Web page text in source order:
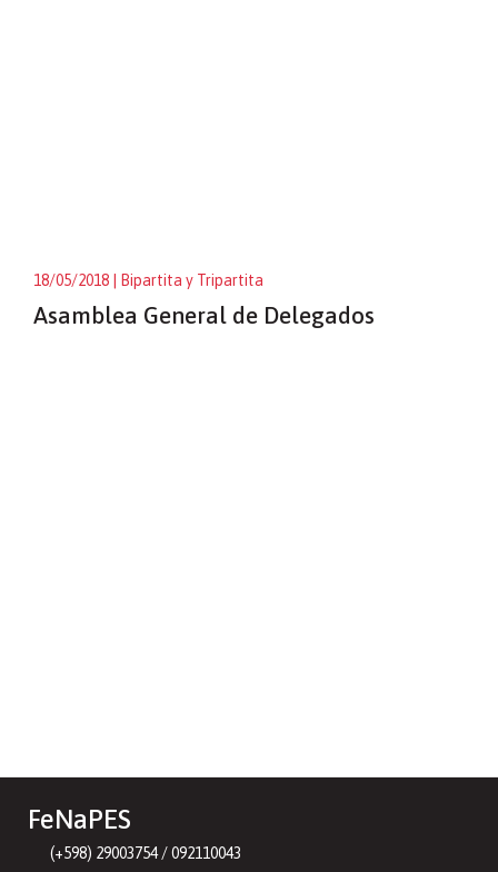
18/05/2018 | Bipartita y Tripartita
Asamblea General de Delegados
FeNaPES
(+598) 29003754 / 092110043